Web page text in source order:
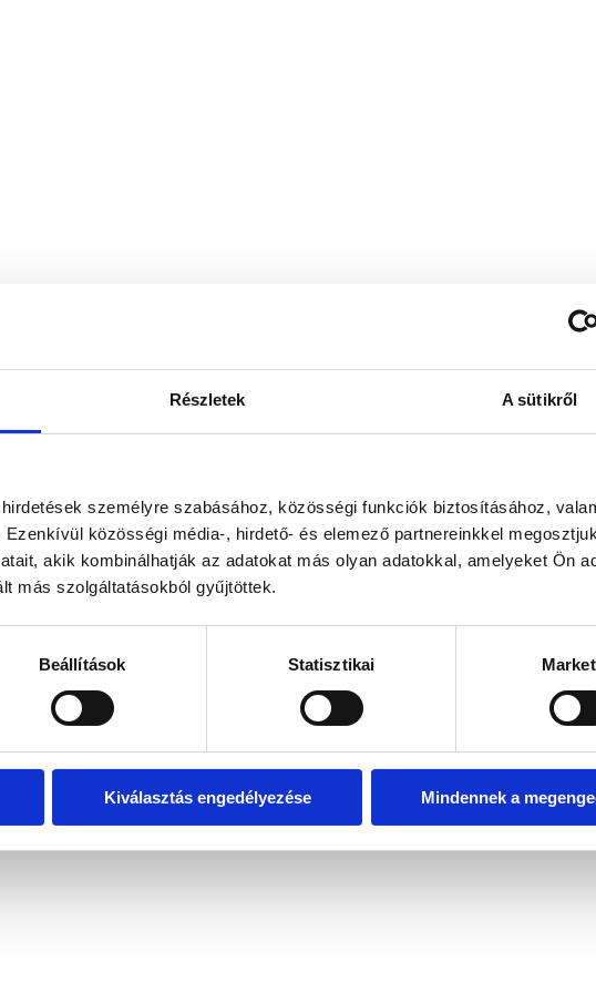
Részletek A sütikről
személyre szabásához, közösségi funkciók biztosításához,
közösségi média-, hirdető- és elemező partnereinkkel
akik kombinálhatják az adatokat más olyan adatokkal, amelyeket Ön
más szolgáltatásokból gyűjtöttek.
Beállítások Statisztikai
Kiválasztás engedélyezése Mindennek a
has occurred while loadingwww.bicapp.hu (see the browser console for